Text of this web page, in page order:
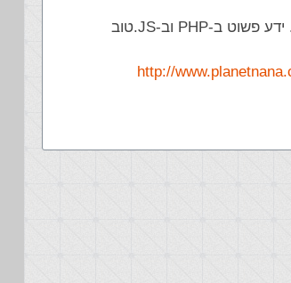
מתמחה בשפות html ו-css. ידע פשוט ב-PHP וב-JS.טוב
http://